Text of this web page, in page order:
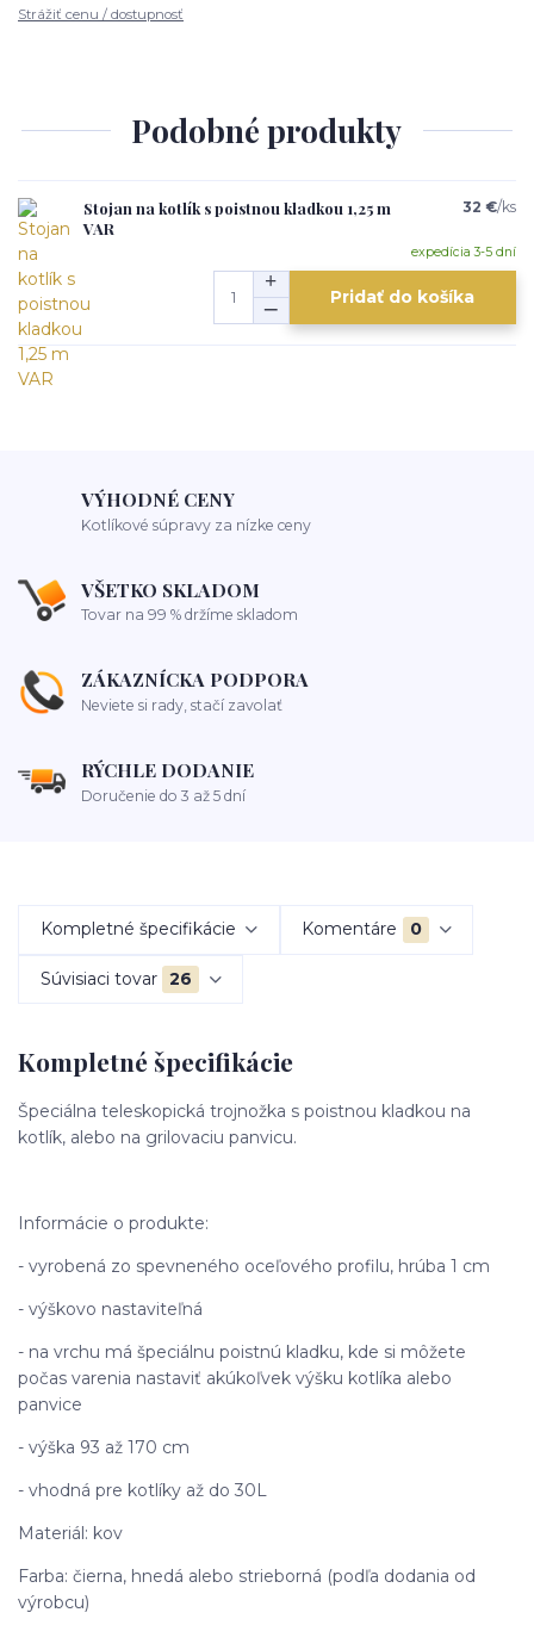
Strážiť cenu / dostupnosť
Podobné produkty
Stojan na kotlík s poistnou kladkou 1,25 m
VAR
32 €/ks
expedícia 3-5 dní
Pridať do košíka
VÝHODNÉ CENY
Kotlíkové súpravy za nízke ceny
VŠETKO SKLADOM
Tovar na 99 % držíme skladom
ZÁKAZNÍCKA PODPORA
Neviete si rady, stačí zavolať
RÝCHLE DODANIE
Doručenie do 3 až 5 dní
Kompletné špecifikácie Komentáre 0
Súvisiaci tovar 26
Kompletné špecifikácie
Špeciálna teleskopická trojnožka s poistnou kladkou na
kotlík, alebo na grilovaciu panvicu.
Informácie o produkte:
- vyrobená zo spevneného oceľového profilu, hrúba 1 cm
- výškovo nastaviteľná
- na vrchu má špeciálnu poistnú kladku, kde si môžete
počas varenia nastaviť akúkoľvek výšku kotlíka alebo
panvice
- výška 93 až 170 cm
- vhodná pre kotlíky až do 30L
Materiál: kov
Farba: čierna, hnedá alebo strieborná (podľa dodania od
výrobcu)